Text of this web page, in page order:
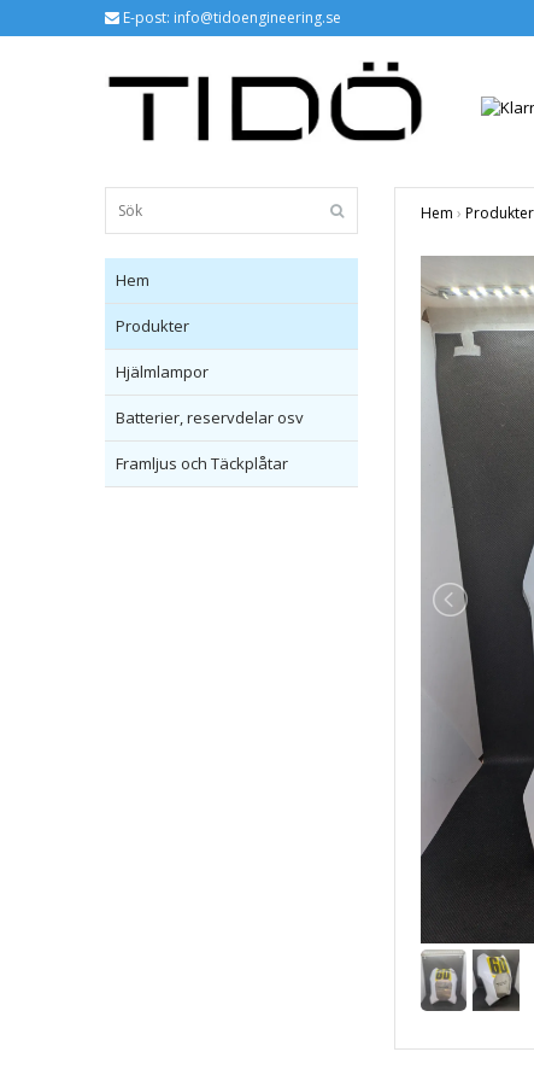
E-post: info@tidoengineering.se
Hem
Produkter
Hjälmlampor
Batterier, reservdelar osv
Framljus och Täckplåtar
Hem › Produkter